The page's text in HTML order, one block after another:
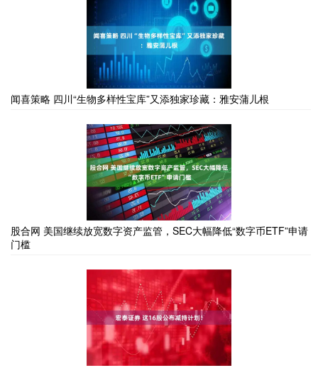
闻喜策略 四川“生物多样性宝库”又添独家珍藏：雅安蒲儿根
股合网 美国继续放宽数字资产监管，SEC大幅降低“数字币ETF”申请
门槛